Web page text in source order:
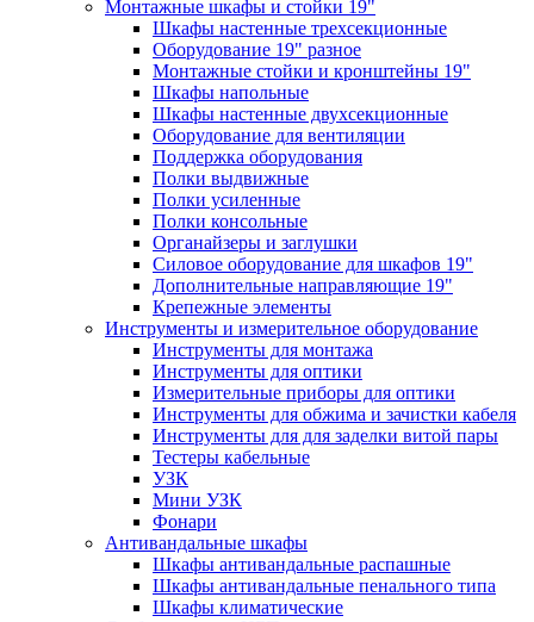
Монтажные шкафы и стойки 19"
Шкафы настенные трехсекционные
Оборудование 19" разное
Монтажные стойки и кронштейны 19"
Шкафы напольные
Шкафы настенные двухсекционные
Оборудование для вентиляции
Поддержка оборудования
Полки выдвижные
Полки усиленные
Полки консольные
Органайзеры и заглушки
Силовое оборудование для шкафов 19"
Дополнительные направляющие 19"
Крепежные элементы
Инструменты и измерительное оборудование
Инструменты для монтажа
Инструменты для оптики
Измерительные приборы для оптики
Инструменты для обжима и зачистки кабеля
Инструменты для для заделки витой пары
Тестеры кабельные
УЗК
Мини УЗК
Фонари
Антивандальные шкафы
Шкафы антивандальные распашные
Шкафы антивандальные пенального типа
Шкафы климатические